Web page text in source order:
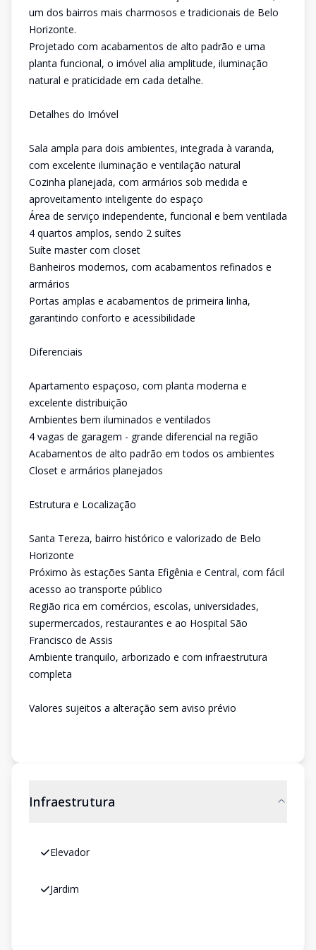
um dos bairros mais charmosos e tradicionais de Belo
Horizonte.
Projetado com acabamentos de alto padrão e uma
planta funcional, o imóvel alia amplitude, iluminação
natural e praticidade em cada detalhe.
Detalhes do Imóvel
Sala ampla para dois ambientes, integrada à varanda,
com excelente iluminação e ventilação natural
Cozinha planejada, com armários sob medida e
aproveitamento inteligente do espaço
Área de serviço independente, funcional e bem ventilada
4 quartos amplos, sendo 2 suítes
Suíte master com closet
Banheiros modernos, com acabamentos refinados e
armários
Portas amplas e acabamentos de primeira linha,
garantindo conforto e acessibilidade
Diferenciais
Apartamento espaçoso, com planta moderna e
excelente distribuição
Ambientes bem iluminados e ventilados
4 vagas de garagem - grande diferencial na região
Acabamentos de alto padrão em todos os ambientes
Closet e armários planejados
Estrutura e Localização
Santa Tereza, bairro histórico e valorizado de Belo
Horizonte
Próximo às estações Santa Efigênia e Central, com fácil
acesso ao transporte público
Região rica em comércios, escolas, universidades,
supermercados, restaurantes e ao Hospital São
Francisco de Assis
Ambiente tranquilo, arborizado e com infraestrutura
completa
Valores sujeitos a alteração sem aviso prévio
Infraestrutura
Elevador
Jardim